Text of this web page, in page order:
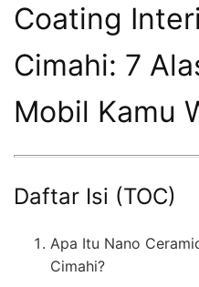
Coating
Cimahi: 7
Mobil Kamu
Daftar Isi (TOC)
Apa Itu Nano
Cimahi?